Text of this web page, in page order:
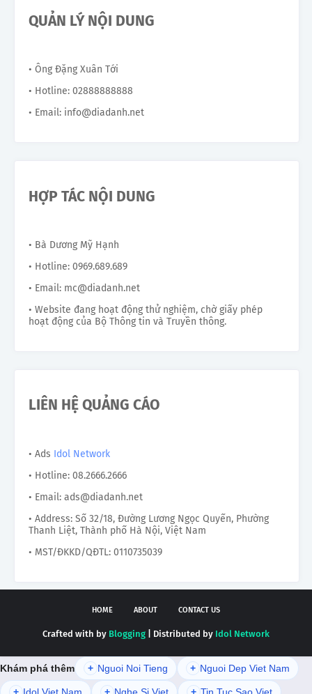
QUẢN LÝ NỘI DUNG
• Ông Đặng Xuân Tới
• Hotline: 02888888888
• Email: info@diadanh.net
HỢP TÁC NỘI DUNG
• Bà Dương Mỹ Hạnh
• Hotline: 0969.689.689
• Email: mc@diadanh.net
• Website đang hoạt động thử nghiệm, chờ giấy phép
hoạt động của Bộ Thông tin và Truyền thông.
LIÊN HỆ QUẢNG CÁO
• Ads Idol Network
• Hotline: 08.2666.2666
• Email: ads@diadanh.net
• Address: Số 32/18, Đường Lương Ngọc Quyến, Phường
Thanh Liệt, Thành phố Hà Nội, Việt Nam
• MST/ĐKKD/QĐTL: 0110735039
HOME ABOUT CONTACT US
Crafted with by Blogging | Distributed by Idol Network
Khám phá thêm + Nguoi Noi Tieng + Nguoi Dep Viet Nam